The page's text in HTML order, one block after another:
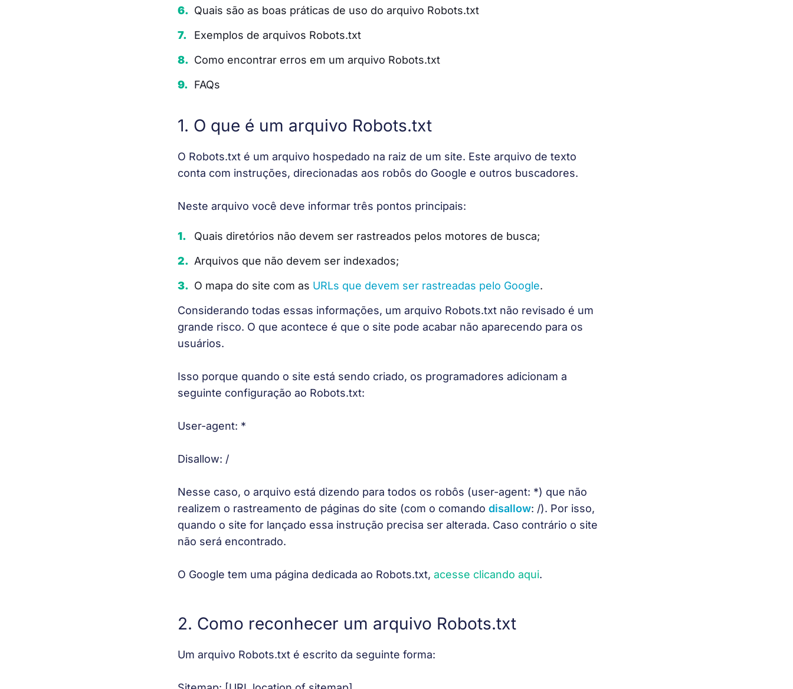
Quais são as boas práticas de uso do arquivo Robots.txt
Exemplos de arquivos Robots.txt
Como encontrar erros em um arquivo Robots.txt
FAQs
1. O que é um arquivo Robots.txt
O Robots.txt é um arquivo hospedado na raiz de um site. Este arquivo de texto
conta com instruções, direcionadas aos robôs do Google e outros buscadores.
Neste arquivo você deve informar três pontos principais:
Quais diretórios não devem ser rastreados pelos motores de busca;
Arquivos que não devem ser indexados;
O mapa do site com as URLs que devem ser rastreadas pelo Google.
Considerando todas essas informações, um arquivo Robots.txt não revisado é um
grande risco. O que acontece é que o site pode acabar não aparecendo para os
usuários.
Isso porque quando o site está sendo criado, os programadores adicionam a
seguinte configuração ao Robots.txt:
User-agent: *
Disallow: /
Nesse caso, o arquivo está dizendo para todos os robôs (user-agent: *) que não
realizem o rastreamento de páginas do site (com o comando disallow: /). Por isso,
quando o site for lançado essa instrução precisa ser alterada. Caso contrário o site
não será encontrado.
O Google tem uma página dedicada ao Robots.txt, acesse clicando aqui.
2. Como reconhecer um arquivo Robots.txt
Um arquivo Robots.txt é escrito da seguinte forma: